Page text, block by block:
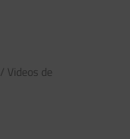
/ Videos de